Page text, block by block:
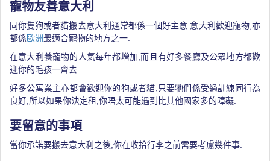
寵物友善意大利
同你隻狗或者貓搬去意大利通常都係一個好主意.意大利歡迎寵物,亦
都係歐洲最適合寵物的地方之一.
在意大利養寵物的人氣每年都增加,而且有好多餐廳及公眾地方都歡
迎你的毛孩一齊去.
好多公寓業主亦都會歡迎你的狗或者貓,只要牠們係受過訓練同行為
良好,所以如果你決定租,你唔太可能遇到比其他國家多的障礙.
要留意的事項
當你承諾要搬去意大利之後,你在收拾行李之前需要考慮幾件事.